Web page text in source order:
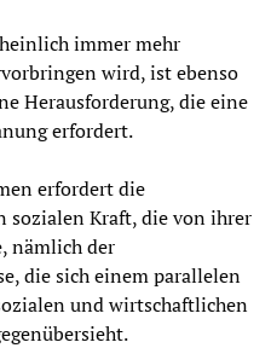
immer mehr
wird, ist ebenso
Herausforderung, die eine
erfordert.
erfordert die
Kraft, die von ihrer
nämlich der
die sich einem parallelen
und wirtschaftlichen